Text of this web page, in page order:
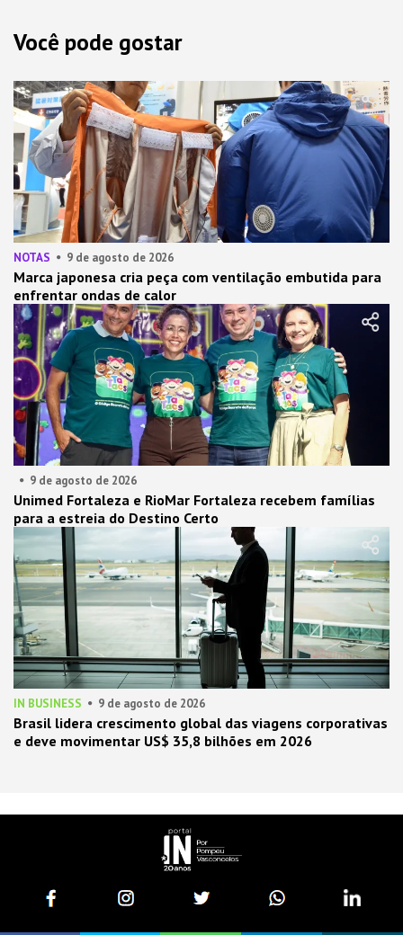
Você pode gostar
NOTAS 9 de agosto de 2026
Marca japonesa cria peça com ventilação embutida para
enfrentar ondas de calor
9 de agosto de 2026
Unimed Fortaleza e RioMar Fortaleza recebem famílias
para a estreia do Destino Certo
IN BUSINESS 9 de agosto de 2026
Brasil lidera crescimento global das viagens corporativas
e deve movimentar US$ 35,8 bilhões em 2026